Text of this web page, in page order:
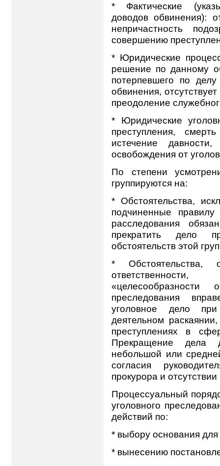
* Фактические
доводов обвинения):
непричастность
совершению
* Юридические
решение по данному
потерпевшего по делу
обвинения,
преодоление
* Юридические
преступления,
истечение
освобождения от
По степени
группируются на:
* Обстоятельства,
подчиненные
расследования
прекратить дело
обстоятельств этой
* Обстоятельства,
«целесообразности
преследования
уголовное дело
деятельном
преступлениях в
Прекращение дела
небольшой или
согласия
прокурора и
Процессуальный
уголовного
действий по:
* выбору основания
* вынесению